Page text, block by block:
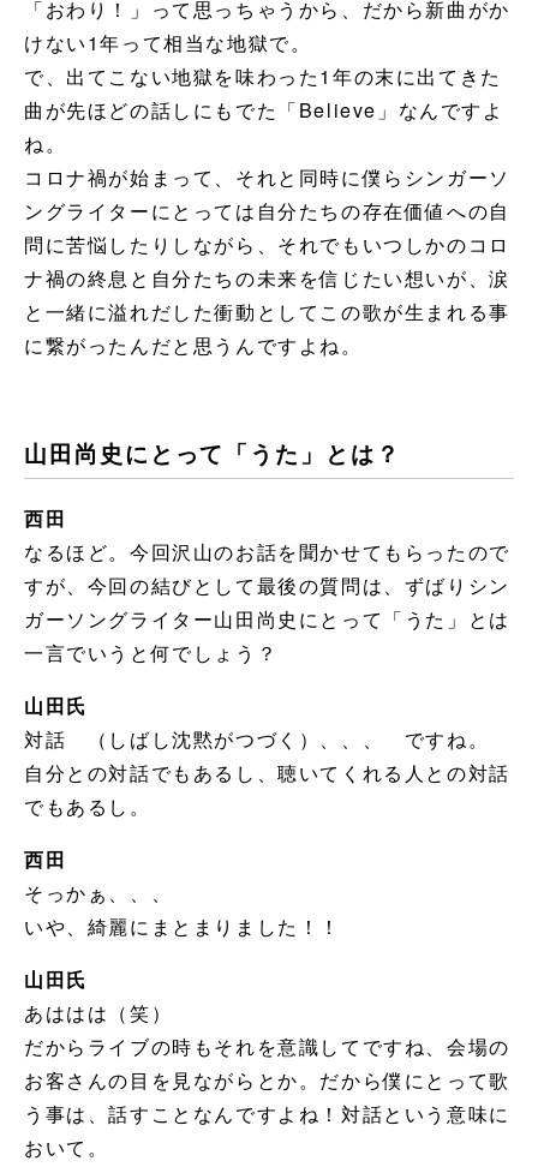
「おわり！」って思っちゃうから、だから新曲がか
けない1年って相当な地獄で。
で、出てこない地獄を味わった1年の末に出てきた
曲が先ほどの話しにもでた「Believe」なんですよ
ね。
コロナ禍が始まって、それと同時に僕らシンガーソ
ングライターにとっては自分たちの存在価値への自
問に苦悩したりしながら、それでもいつしかのコロ
ナ禍の終息と自分たちの未来を信じたい想いが、涙
と一緒に溢れだした衝動としてこの歌が生まれる事
に繋がったんだと思うんですよね。
山田尚史にとって「うた」とは？
西田
なるほど。今回沢山のお話を聞かせてもらったので
すが、今回の結びとして最後の質問は、ずばりシン
ガーソングライター山田尚史にとって「うた」とは
一言でいうと何でしょう？
山田氏
対話 （しばし沈黙がつづく）、、、 ですね。
自分との対話でもあるし、聴いてくれる人との対話
でもあるし。
西田
そっかぁ、、、
いや、綺麗にまとまりました！！
山田氏
あははは（笑）
だからライブの時もそれを意識してですね、会場の
お客さんの目を見ながらとか。だから僕にとって歌
う事は、話すことなんですよね！対話という意味に
おいて。